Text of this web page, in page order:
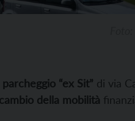
parcheggio “ex Sit” di via
della mobilità